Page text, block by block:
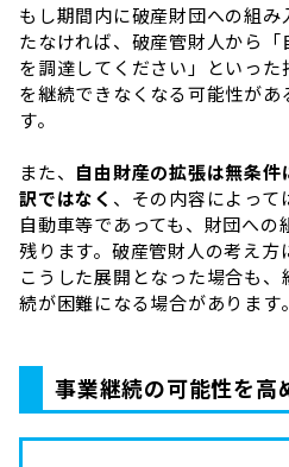
もし期間内に破産財団への組
たなければ、破産管財人から
を調達してください」といっ
を継続できなくなる可能性が
す。
また、 自由財産の拡張は無条
訳ではなく 、その内容によって
自動車等であっても、財団へ
残ります。破産管財人の考え方
こうした展開となった場合も
続が困難になる場合があります。
事業継続の可能性を高